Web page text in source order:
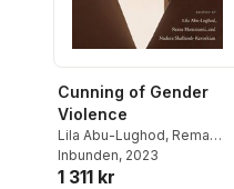
Cunning of Gender
Violence
Lila Abu-Lughod, Rema
Hammami ,Nadera
Shalhoub-Kevorkian
Inbunden, 2023
1 311 kr